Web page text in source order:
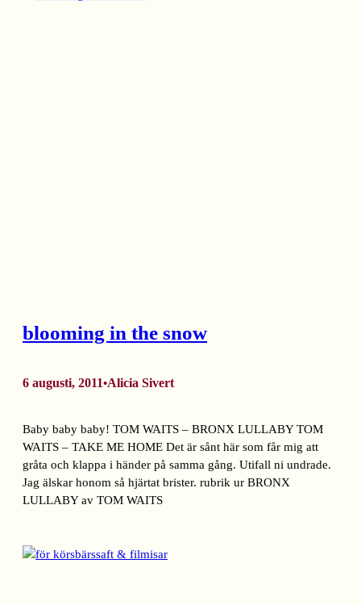
blooming in the snow
6 augusti, 2011•Alicia Sivert
Baby baby baby! TOM WAITS – BRONX LULLABY TOM
WAITS – TAKE ME HOME Det är sånt här som får mig att
gråta och klappa i händer på samma gång. Utifall ni undrade.
Jag älskar honom så hjärtat brister. rubrik ur BRONX
LULLABY av TOM WAITS